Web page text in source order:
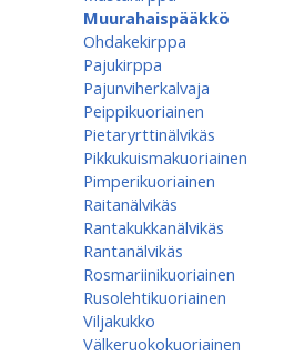
Muurahaispääkkö
Ohdakekirppa
Pajukirppa
Pajunviherkalvaja
Peippikuoriainen
Pietaryrttinälvikäs
Pikkukuismakuoriainen
Pimperikuoriainen
Raitanälvikäs
Rantakukkanälvikäs
Rantanälvikäs
Rosmariinikuoriainen
Rusolehtikuoriainen
Viljakukko
Välkeruokokuoriainen